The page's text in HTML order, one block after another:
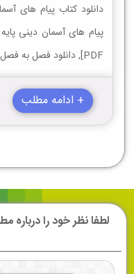
PDF], دانلود فصل به فصل کتاب پیام های آسمان دینی پایه هفتم
+ ادامه مطلب
لطفا نظر خود را درباره